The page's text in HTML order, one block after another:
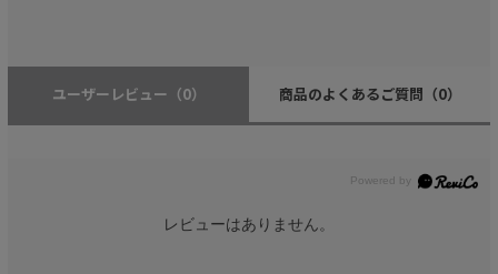
ユーザーレビュー （0） 商品のよくあるご質問 （0）
レビューはありません。